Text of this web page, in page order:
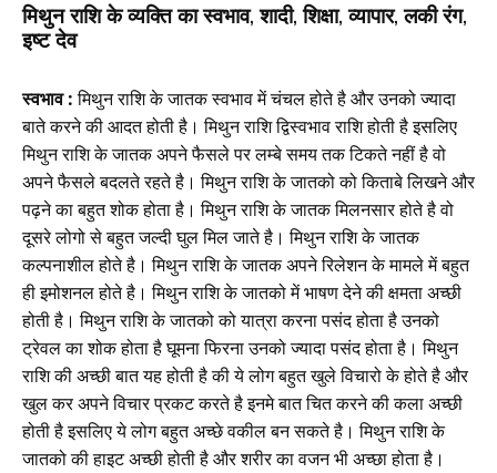
मिथुन राशि के व्यक्ति का स्वभाव, शादी, शिक्षा, व्यापार, लकी रंग,
इष्ट देव
स्वभाव :मिथुन राशि के जातक स्वभाव में चंचल होते है और उनको ज्यादा
बाते करने की आदत होती है। मिथुन राशि द्विस्वभाव राशि होती है इसलिए
मिथुन राशि के जातक अपने फैसले पर लम्बे समय तक टिकते नहीं है वो
अपने फैसले बदलते रहते है। मिथुन राशि के जातको को किताबे लिखने और
पढ़ने का बहुत शोक होता है। मिथुन राशि के जातक मिलनसार होते है वो
दूसरे लोगो से बहुत जल्दी घुल मिल जाते है। मिथुन राशि के जातक
कल्पनाशील होते है। मिथुन राशि के जातक अपने रिलेशन के मामले में बहुत
ही इमोशनल होते है। मिथुन राशि के जातको में भाषण देने की क्षमता अच्छी
होती है। मिथुन राशि के जातको को यात्रा करना पसंद होता है उनको
ट्रेवल का शोक होता है घूमना फिरना उनको ज्यादा पसंद होता है। मिथुन
राशि की अच्छी बात यह होती है की ये लोग बहुत खुले विचारो के होते है और
खुल कर अपने विचार प्रकट करते है इनमे बात चित करने की कला अच्छी
होती है इसलिए ये लोग बहुत अच्छे वकील बन सकते है। मिथुन राशि के
जातको की हाइट अच्छी होती है और शरीर का वजन भी अच्छा होता है।